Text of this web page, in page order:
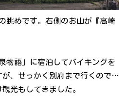
眺めです。右側のお山が『高崎
物語」に宿泊してバイキングを
が、せっかく別府まで行くので…
光もしてきました。